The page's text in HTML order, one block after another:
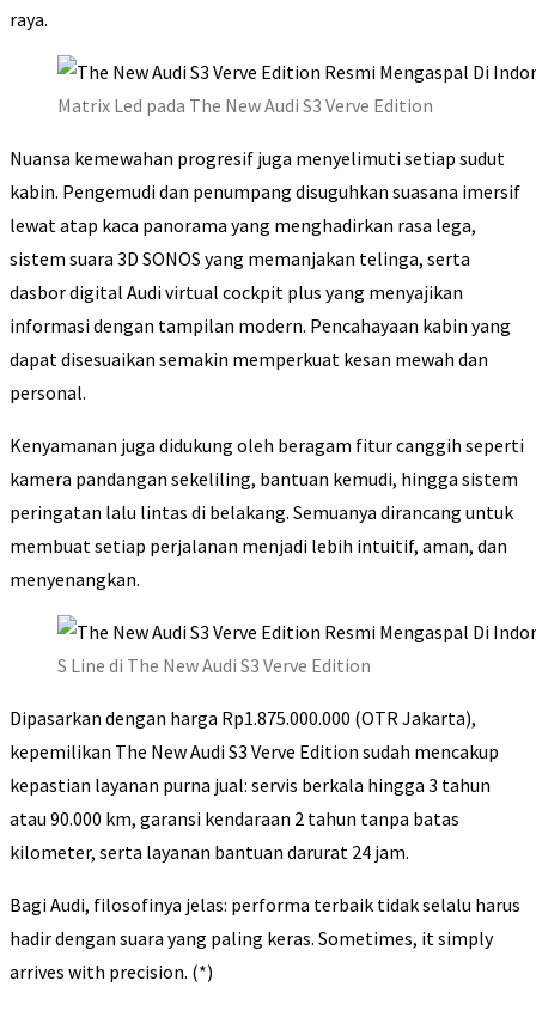
raya.
Matrix Led pada The New Audi S3 Verve Edition
Nuansa kemewahan progresif juga menyelimuti setiap sudut
kabin. Pengemudi dan penumpang disuguhkan suasana imersif
lewat atap kaca panorama yang menghadirkan rasa lega,
sistem suara 3D SONOS yang memanjakan telinga, serta
dasbor digital Audi virtual cockpit plus yang menyajikan
informasi dengan tampilan modern. Pencahayaan kabin yang
dapat disesuaikan semakin memperkuat kesan mewah dan
personal.
Kenyamanan juga didukung oleh beragam fitur canggih seperti
kamera pandangan sekeliling, bantuan kemudi, hingga sistem
peringatan lalu lintas di belakang. Semuanya dirancang untuk
membuat setiap perjalanan menjadi lebih intuitif, aman, dan
menyenangkan.
S Line di The New Audi S3 Verve Edition
Dipasarkan dengan harga Rp1.875.000.000 (OTR Jakarta),
kepemilikan The New Audi S3 Verve Edition sudah mencakup
kepastian layanan purna jual: servis berkala hingga 3 tahun
atau 90.000 km, garansi kendaraan 2 tahun tanpa batas
kilometer, serta layanan bantuan darurat 24 jam.
Bagi Audi, filosofinya jelas: performa terbaik tidak selalu harus
hadir dengan suara yang paling keras. Sometimes, it simply
arrives with precision. (*)